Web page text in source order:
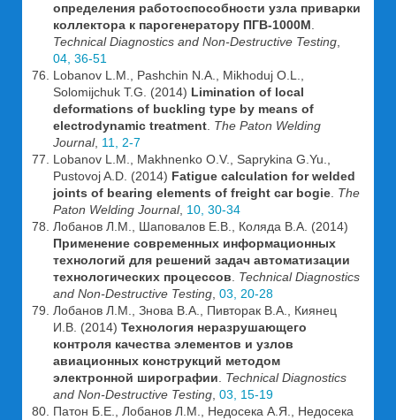
определения работоспособности узла приварки
коллектора к парогенератору ПГВ-1000М
Technical Diagnostics and Non-Destructive Testing
04, 36-51
Lobanov L.M., Pashchin N.A., Mikhoduj O.L.,
Solomijchuk T.G. (2014) Limination of local
deformations of buckling type by means of
electrodynamic treatment The Paton Welding
Journal, 11, 2-7
Lobanov L.M., Makhnenko O.V., Saprykina G.Yu.,
Pustovoj A.D. (2014) Fatigue calculation for welded
joints of bearing elements of freight car bogie The
Paton Welding Journal, 10, 30-34
Лобанов Л.М., Шаповалов Е.В., Коляда В.А. (2014)
Применение современных информационных
технологий для решений задач автоматизации
технологических процессов
Technical Diagnostics
and Non-Destructive Testing 03, 20-28
Лобанов Л.М., Знова В.А., Пивторак В.А., Киянец
И.В. (2014) Технология неразрушающего
контроля качества элементов и узлов
авиационных конструкций методом
электронной ширографии
Technical Diagnostics
and Non-Destructive Testing 03, 15-19
Патон Б.Е., Лобанов Л.М., Недосека А.Я., Недосека